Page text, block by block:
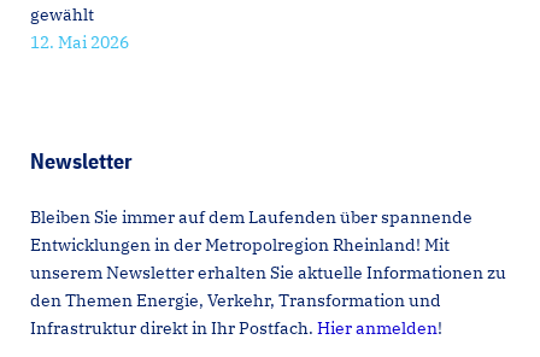
gewählt
12. Mai 2026
Newsletter
Bleiben Sie immer auf dem Laufenden über spannende
Entwicklungen in der Metropolregion Rheinland! Mit
unserem Newsletter erhalten Sie aktuelle Informationen zu
den Themen Energie, Verkehr, Transformation und
Infrastruktur direkt in Ihr Postfach. Hier anmelden!